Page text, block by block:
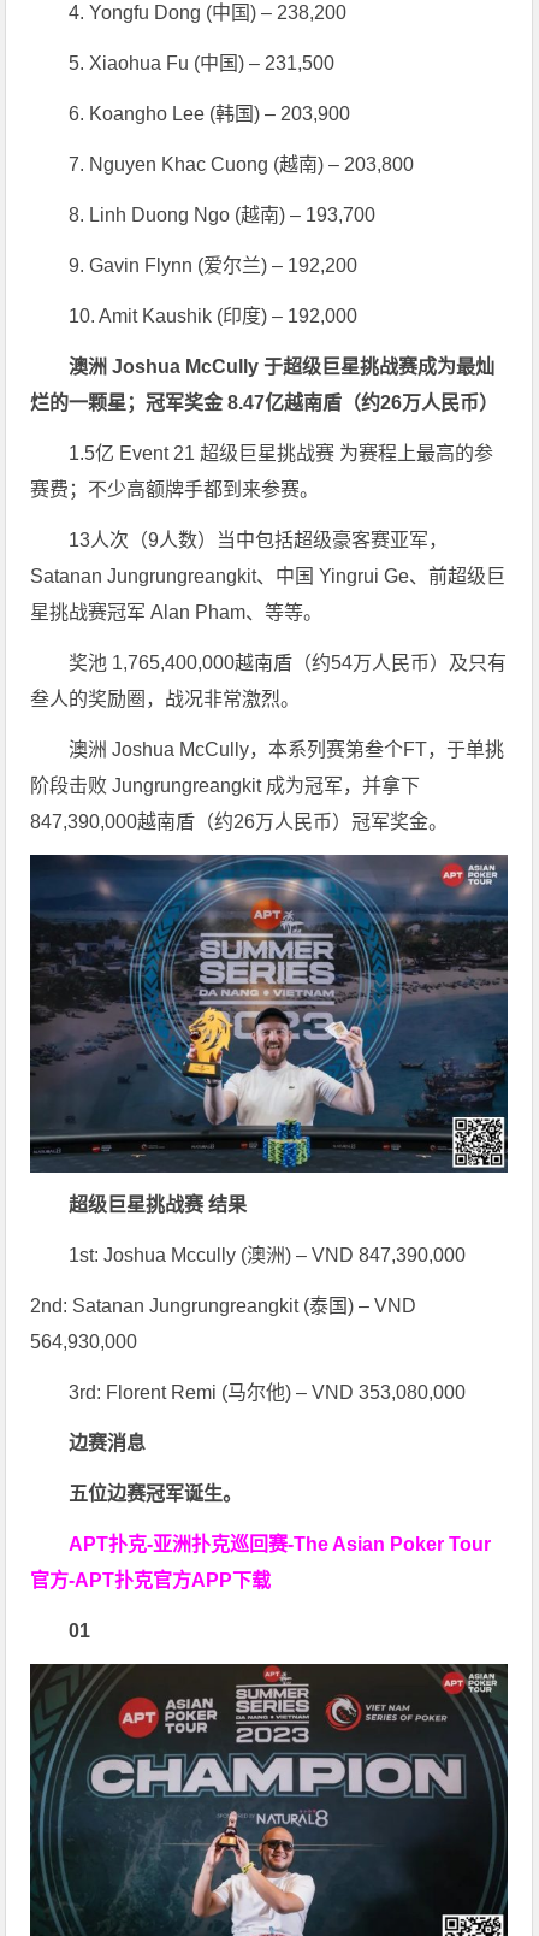
4. Yongfu Dong (中国) – 238,200
5. Xiaohua Fu (中国) – 231,500
6. Koangho Lee (韩国) – 203,900
7. Nguyen Khac Cuong (越南) – 203,800
8. Linh Duong Ngo (越南) – 193,700
9. Gavin Flynn (爱尔兰) – 192,200
10. Amit Kaushik (印度) – 192,000
澳洲 Joshua McCully 于超级巨星挑战赛成为最灿
烂的一颗星；冠军奖金 8.47亿越南盾（约26万人民币）
1.5亿 Event 21 超级巨星挑战赛 为赛程上最高的参
赛费；不少高额牌手都到来参赛。
13人次（9人数）当中包括超级豪客赛亚军，
Satanan Jungrungreangkit、中国 Yingrui Ge、前超级巨
星挑战赛冠军 Alan Pham、等等。
奖池 1,765,400,000越南盾（约54万人民币）及只有
叁人的奖励圈，战况非常激烈。
澳洲 Joshua McCully，本系列赛第叁个FT，于单挑
阶段击败 Jungrungreangkit 成为冠军，并拿下
847,390,000越南盾（约26万人民币）冠军奖金。
超级巨星挑战赛 结果
1st: Joshua Mccully (澳洲) – VND 847,390,000
2nd: Satanan Jungrungreangkit (泰国) – VND
564,930,000
3rd: Florent Remi (马尔他) – VND 353,080,000
边赛消息
五位边赛冠军诞生。
APT扑克-亚洲扑克巡回赛-The Asian Poker Tour
官方-APT扑克官方APP下载
01